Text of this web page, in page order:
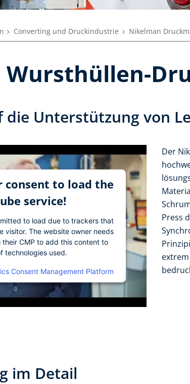
Converting und Druckindustrie Nikelman
die Unterstützung von
consent to load the
service!
to load due to trackers that
visitor. The website owner needs
CMP to add this content to
technologies used.
Consent Management Platform
Der
Press
im Detail